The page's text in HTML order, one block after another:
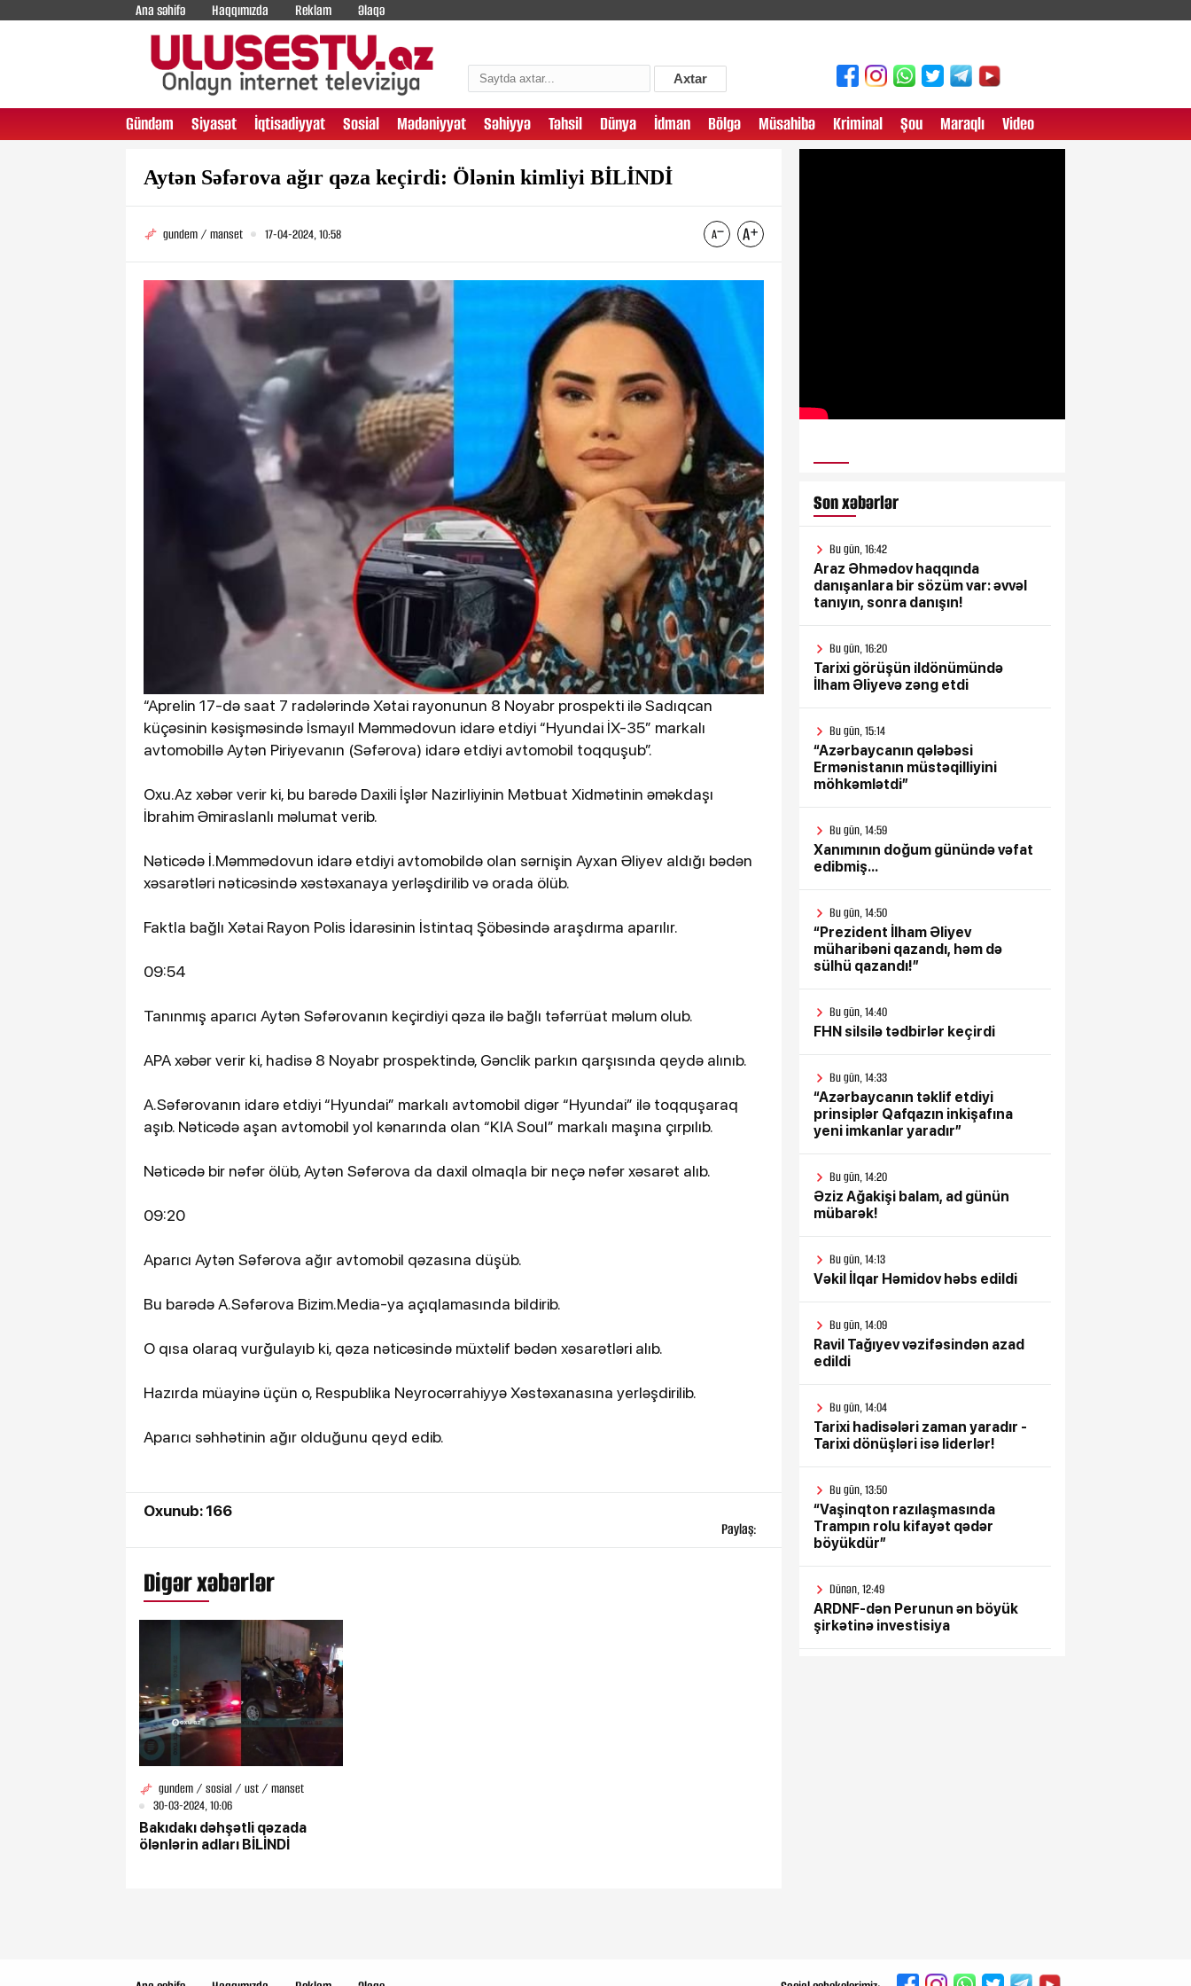
Ana səhifə Haqqımızda Reklam Əlaqə
Axtar
Gündəm Siyasət İqtisadiyyat Sosial Mədəniyyət Səhiyyə Təhsil Dünya İdman Bölgə Müsahibə Kriminal Şou Maraqlı Video
Aytən Səfərova ağır qəza keçirdi: Ölənin kimliyi BİLİNDİ
gundem / manset 17-04-2024, 10:58
“Aprelin 17-də saat 7 radələrində Xətai rayonunun 8 Noyabr prospekti ilə Sadıqcan
küçəsinin kəsişməsində İsmayıl Məmmədovun idarə etdiyi “Hyundai İX-35” markalı
avtomobillə Aytən Piriyevanın (Səfərova) idarə etdiyi avtomobil toqquşub”.
Oxu.Az xəbər verir ki, bu barədə Daxili İşlər Nazirliyinin Mətbuat Xidmətinin əməkdaşı
İbrahim Əmiraslanlı məlumat verib.
Nəticədə İ.Məmmədovun idarə etdiyi avtomobildə olan sərnişin Ayxan Əliyev aldığı bədən
xəsarətləri nəticəsində xəstəxanaya yerləşdirilib və orada ölüb.
Faktla bağlı Xətai Rayon Polis İdarəsinin İstintaq Şöbəsində araşdırma aparılır.
09:54
Tanınmış aparıcı Aytən Səfərovanın keçirdiyi qəza ilə bağlı təfərrüat məlum olub.
APA xəbər verir ki, hadisə 8 Noyabr prospektində, Gənclik parkın qarşısında qeydə alınıb.
A.Səfərovanın idarə etdiyi “Hyundai” markalı avtomobil digər “Hyundai” ilə toqquşaraq
aşıb. Nəticədə aşan avtomobil yol kənarında olan “KIA Soul” markalı maşına çırpılıb.
Nəticədə bir nəfər ölüb, Aytən Səfərova da daxil olmaqla bir neçə nəfər xəsarət alıb.
09:20
Aparıcı Aytən Səfərova ağır avtomobil qəzasına düşüb.
Bu barədə A.Səfərova Bizim.Media-ya açıqlamasında bildirib.
O qısa olaraq vurğulayıb ki, qəza nəticəsində müxtəlif bədən xəsarətləri alıb.
Hazırda müayinə üçün o, Respublika Neyrocərrahiyyə Xəstəxanasına yerləşdirilib.
Aparıcı səhhətinin ağır olduğunu qeyd edib.
Oxunub: 166
Paylaş:
Digər xəbərlər
gundem / sosial / ust / manset
30-03-2024, 10:06
Bakıdakı dəhşətli qəzada
ölənlərin adları BİLİNDİ
Son xəbərlər
Bu gün, 16:42
Araz Əhmədov haqqında
danışanlara bir sözüm var: əvvəl
tanıyın, sonra danışın!
Bu gün, 16:20
Tarixi görüşün ildönümündə
İlham Əliyevə zəng etdi
Bu gün, 15:14
“Azərbaycanın qələbəsi
Ermənistanın müstəqilliyini
möhkəmlətdi”
Bu gün, 14:59
Xanımının doğum günündə vəfat
edibmiş...
Bu gün, 14:50
“Prezident İlham Əliyev
müharibəni qazandı, həm də
sülhü qazandı!”
Bu gün, 14:40
FHN silsilə tədbirlər keçirdi
Bu gün, 14:33
“Azərbaycanın təklif etdiyi
prinsiplər Qafqazın inkişafına
yeni imkanlar yaradır”
Bu gün, 14:20
Əziz Ağakişi balam, ad günün
mübarək!
Bu gün, 14:13
Vəkil İlqar Həmidov həbs edildi
Bu gün, 14:09
Ravil Tağıyev vəzifəsindən azad
edildi
Bu gün, 14:04
Tarixi hadisələri zaman yaradır -
Tarixi dönüşləri isə liderlər!
Bu gün, 13:50
“Vaşinqton razılaşmasında
Trampın rolu kifayət qədər
böyükdür”
Dünən, 12:49
ARDNF-dən Perunun ən böyük
şirkətinə investisiya
vurdu - Yaralılar var